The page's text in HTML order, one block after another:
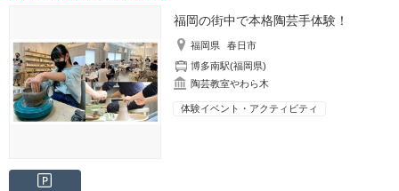
福岡の街中で本格陶芸手体験！
福岡県
春日市
博多南駅(福岡県)
陶芸教室やわら木
体験イベント・アクティビティ